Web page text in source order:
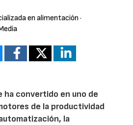
en alimentación ·
ha convertido en uno de
de la productividad
la